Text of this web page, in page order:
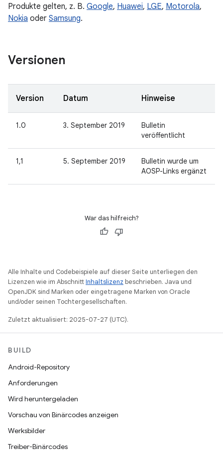
Produkte gelten, z. B. Google, Huawei, LGE, Motorola,
Nokia oder Samsung.
Versionen
Version Datum Hinweise
1.0 3. September 2019
Bulletin
veröffentlicht
1,1 5. September 2019
Bulletin wurde um
AOSP-Links ergänzt
War das hilfreich?
Alle Inhalte und Codebeispiele auf dieser Seite unterliegen den
Lizenzen wie im AbschnittInhaltslizenz beschrieben. Java und
OpenJDK sind Marken oder eingetragene Marken von Oracle
und/oder seinen Tochtergesellschaften.
Zuletzt aktualisiert: 2025-07-27 (UTC).
BUILD
Android-Repository
Anforderungen
Wird heruntergeladen
Vorschau von Binärcodes anzeigen
Werksbilder
Treiber-Binärcodes